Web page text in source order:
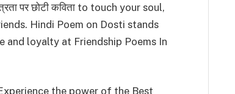
पर छोटी कविता to touch your soul,
Hindi Poem on Dosti stands
and loyalty at Friendship Poems In
the power of the Best